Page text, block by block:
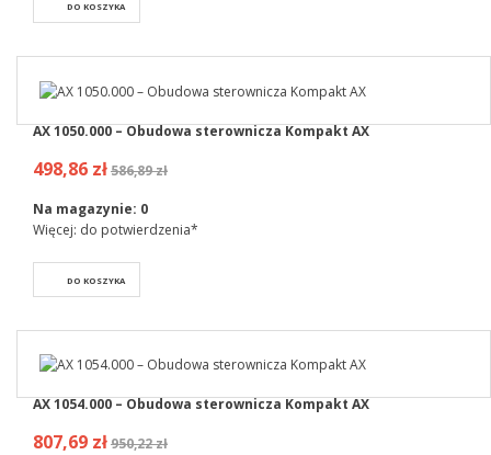
DO KOSZYKA
AX 1050.000 – Obudowa sterownicza Kompakt AX
498,86 zł586,89 zł
Na magazynie: 0
Więcej: do potwierdzenia*
DO KOSZYKA
AX 1054.000 – Obudowa sterownicza Kompakt AX
807,69 zł950,22 zł